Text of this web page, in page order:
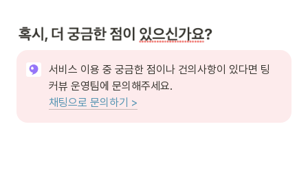
서비스 이용 중 궁금한 점이나 건의사항이 있다면 팅
채팅으로 문의하기 >